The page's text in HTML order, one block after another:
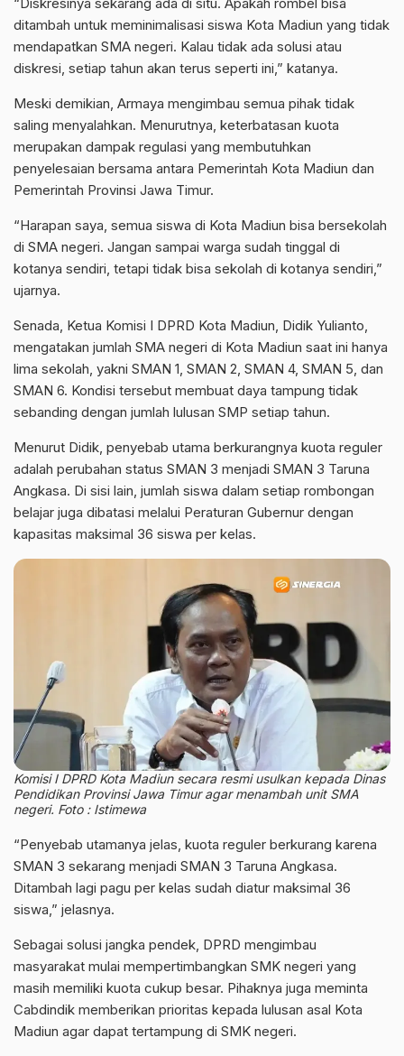
ditambah untuk meminimalisasi siswa Kota Madiun yang tidak
mendapatkan SMA negeri. Kalau tidak ada solusi atau
diskresi, setiap tahun akan terus seperti ini,” katanya.
Meski demikian, Armaya mengimbau semua pihak tidak
saling menyalahkan. Menurutnya, keterbatasan kuota
merupakan dampak regulasi yang membutuhkan
penyelesaian bersama antara Pemerintah Kota Madiun dan
Pemerintah Provinsi Jawa Timur.
“Harapan saya, semua siswa di Kota Madiun bisa bersekolah
di SMA negeri. Jangan sampai warga sudah tinggal di
kotanya sendiri, tetapi tidak bisa sekolah di kotanya sendiri,”
ujarnya.
Senada, Ketua Komisi I DPRD Kota Madiun, Didik Yulianto,
mengatakan jumlah SMA negeri di Kota Madiun saat ini hanya
lima sekolah, yakni SMAN 1, SMAN 2, SMAN 4, SMAN 5, dan
SMAN 6. Kondisi tersebut membuat daya tampung tidak
sebanding dengan jumlah lulusan SMP setiap tahun.
Menurut Didik, penyebab utama berkurangnya kuota reguler
adalah perubahan status SMAN 3 menjadi SMAN 3 Taruna
Angkasa. Di sisi lain, jumlah siswa dalam setiap rombongan
belajar juga dibatasi melalui Peraturan Gubernur dengan
kapasitas maksimal 36 siswa per kelas.
Komisi I DPRD Kota Madiun secara resmi usulkan kepada Dinas
Pendidikan Provinsi Jawa Timur agar menambah unit SMA
negeri. Foto : Istimewa
“Penyebab utamanya jelas, kuota reguler berkurang karena
SMAN 3 sekarang menjadi SMAN 3 Taruna Angkasa.
Ditambah lagi pagu per kelas sudah diatur maksimal 36
siswa,” jelasnya.
Sebagai solusi jangka pendek, DPRD mengimbau
masyarakat mulai mempertimbangkan SMK negeri yang
masih memiliki kuota cukup besar. Pihaknya juga meminta
Cabdindik memberikan prioritas kepada lulusan asal Kota
Madiun agar dapat tertampung di SMK negeri.